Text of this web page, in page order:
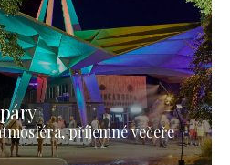
příjemné večeře